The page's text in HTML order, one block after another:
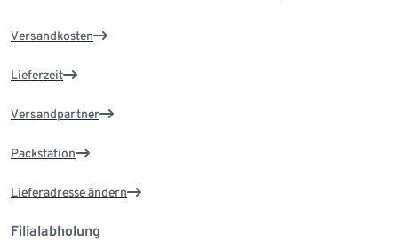
Versandkosten
Lieferzeit
Versandpartner
Packstation
Lieferadresse ändern
Filialabholung